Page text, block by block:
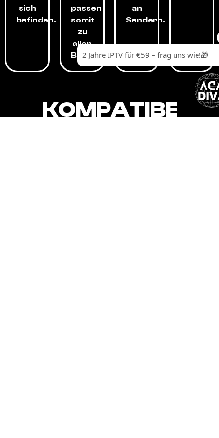
sich
befinden.
passen
somit
zu
allen
Budgets.
an
Sendern.
KOMPATIBEL